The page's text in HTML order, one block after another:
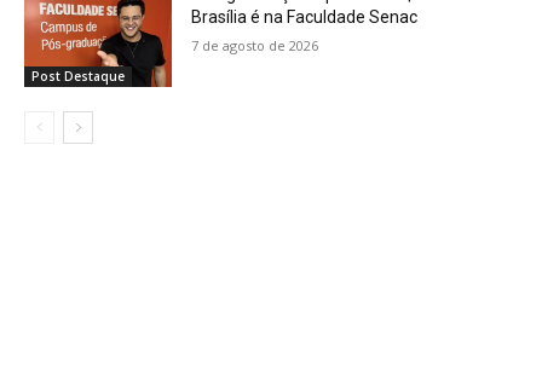
Post Destaque
Brasília é na Faculdade Senac
7 de agosto de 2026